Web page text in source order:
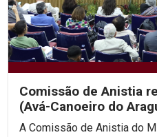
Comissão de Anistia
(Avá-Canoeiro do
político coletivo
A Comissão de Anistia do